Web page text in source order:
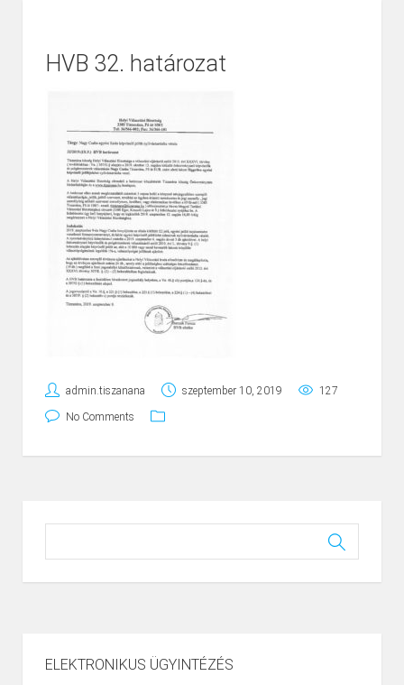
HVB 32. határozat
admin.tiszanana szeptember 10, 2019 127
No Comments
ELEKTRONIKUS ÜGYINTÉZÉS